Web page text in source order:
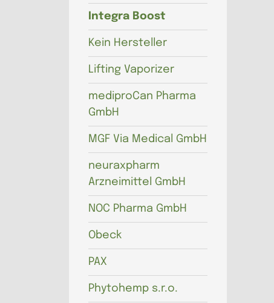
Integra Boost
Kein Hersteller
Lifting Vaporizer
mediproCan Pharma
GmbH
MGF Via Medical GmbH
neuraxpharm
Arzneimittel GmbH
NOC Pharma GmbH
Obeck
PAX
Phytohemp s.r.o.